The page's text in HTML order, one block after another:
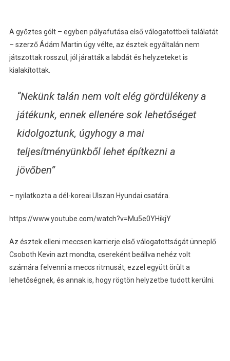
A győztes gólt – egyben pályafutása első válogatottbeli találatát
– szerző Ádám Martin úgy vélte, az észtek egyáltalán nem
játszottak rosszul, jól járatták a labdát és helyzeteket is
kialakítottak.
“Nekünk talán nem volt elég gördülékeny a
játékunk, ennek ellenére sok lehetőséget
kidolgoztunk, úgyhogy a mai
teljesítményünkből lehet építkezni a
jövőben”
– nyilatkozta a dél-koreai Ulszan Hyundai csatára.
https://www.youtube.com/watch?v=Mu5e0YHikjY
Az észtek elleni meccsen karrierje első válogatottságát ünneplő
Csoboth Kevin azt mondta, csereként beállva nehéz volt
számára felvenni a meccs ritmusát, ezzel együtt örült a
lehetőségnek, és annak is, hogy rögtön helyzetbe tudott kerülni.